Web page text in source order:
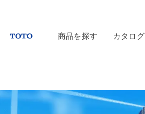
商品を探す カタログ